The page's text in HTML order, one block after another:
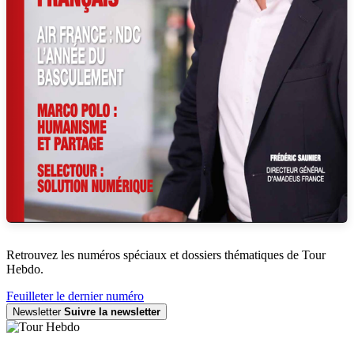
Retrouvez les numéros spéciaux et dossiers thématiques de Tour
Hebdo.
Feuilleter le dernier numéro
Newsletter Suivre la newsletter